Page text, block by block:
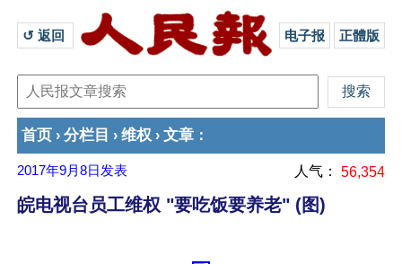
↺ 返回 电子报 正體版
首页 › 分栏目 › 维权 › 文章 ：
2017年9月8日 发表 人气： 56,354
皖电视台员工维权 "要吃饭要养老" (图)